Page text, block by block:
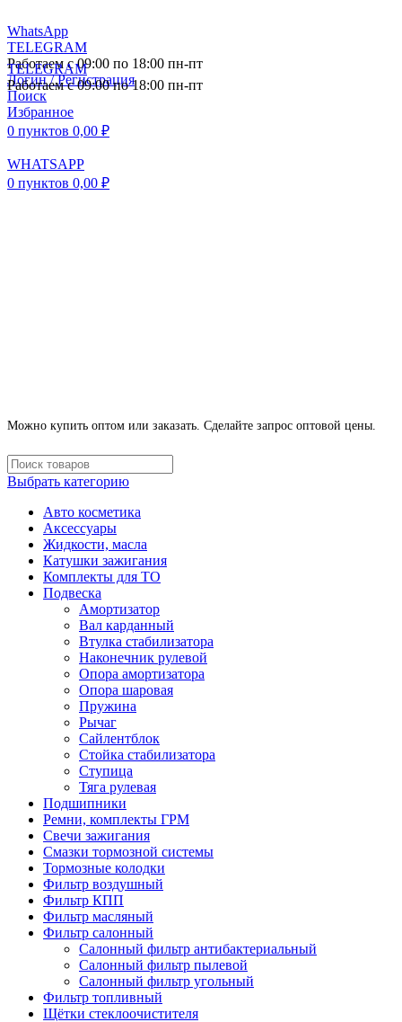
WhatsApp
TELEGRAM
Работаем с 09:00 по 18:00 пн-пт
Логин / Регистрация
Поиск
Избранное
0 пунктов 0,00 ₽
WHATSAPP
0 пунктов 0,00 ₽
TELEGRAM
Работаем с 09:00 по 18:00 пн-пт
Можно купить оптом или заказать. Сделайте запрос оптовой цены.
Выбрать категорию
Авто косметика
Аксессуары
Жидкости, масла
Катушки зажигания
Комплекты для ТО
Подвеска
Амортизатор
Вал карданный
Втулка стабилизатора
Наконечник рулевой
Опора амортизатора
Опора шаровая
Пружина
Рычаг
Сайлентблок
Стойка стабилизатора
Ступица
Тяга рулевая
Подшипники
Ремни, комплекты ГРМ
Свечи зажигания
Смазки тормозной системы
Тормозные колодки
Фильтр воздушный
Фильтр КПП
Фильтр масляный
Фильтр салонный
Салонный фильтр антибактериальный
Салонный фильтр пылевой
Салонный фильтр угольный
Фильтр топливный
Щётки стеклоочистителя